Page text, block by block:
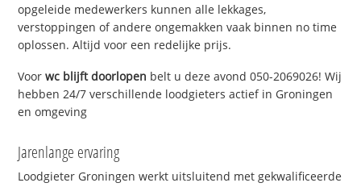
opgeleide medewerkers kunnen alle lekkages,
verstoppingen of andere ongemakken vaak binnen no time
oplossen. Altijd voor een redelijke prijs.
Voorwc blijft doorlopen belt u deze avond 050-2069026! Wij
hebben 24/7 verschillende loodgieters actief in Groningen
en omgeving
Jarenlange ervaring
Loodgieter Groningen werkt uitsluitend met gekwalificeerde